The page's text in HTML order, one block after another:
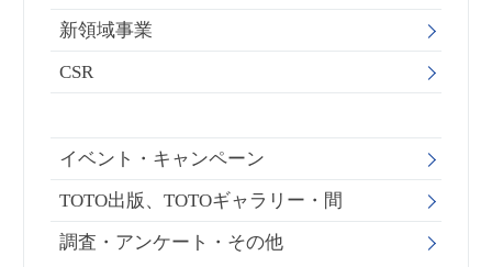
新領域事業
CSR
イベント・キャンペーン
TOTO出版、TOTOギャラリー・間
調査・アンケート・その他